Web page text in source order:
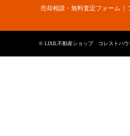
売却相談・無料査定フォーム
© LIXIL不動産ショップ コレストハウ